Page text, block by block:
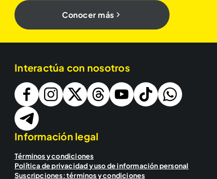
Conocer más
Interactúa con nosotros
Información legal
Términos y condiciones
Política de privacidad y uso de información personal
Suscripciones: términos y condiciones